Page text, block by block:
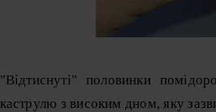
"Відтиснуті" половинки
каструлю з високим дном, яку